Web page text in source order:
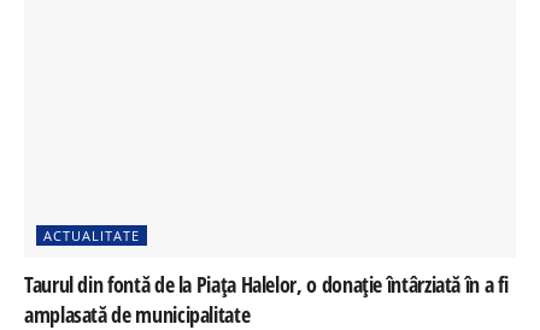
ACTUALITATE
Taurul din fontă de la Piața Halelor, o donație întârziată în a fi
amplasată de municipalitate